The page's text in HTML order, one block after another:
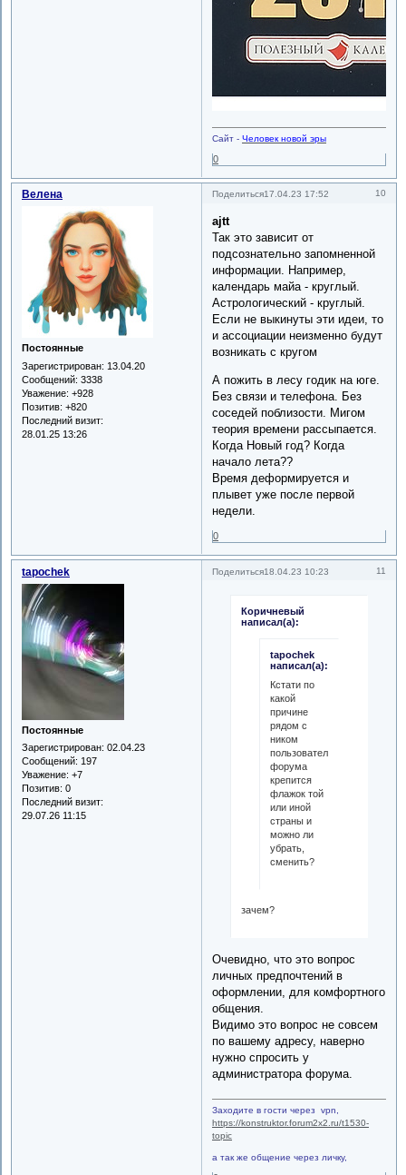
Сайт -Человек новой эры
0
Поделиться 10
17.04.23 17:52
Велена
Постоянные
Зарегистрирован: 13.04.20
Сообщений: 3338
Уважение: +928
Позитив: +820
Последний визит:
28.01.25 13:26
ajtt
Так это зависит от
подсознательно запомненной
информации. Например,
календарь майа - круглый.
Астрологический - круглый.
Если не выкинуты эти идеи, то
и ассоциации неизменно будут
возникать с кругом
А пожить в лесу годик на юге.
Без связи и телефона. Без
соседей поблизости. Мигом
теория времени рассыпается.
Когда Новый год? Когда
начало лета??
Время деформируется и
плывет уже после первой
недели.
0
Поделиться 11
18.04.23 10:23
tapochek
Постоянные
Зарегистрирован: 02.04.23
Сообщений: 197
Уважение: +7
Позитив: 0
Последний визит:
29.07.26 11:15
Коричневый
написал(а):
tapochek
написал(а):
Кстати по
какой
причине
рядом с
ником
пользователя
форума
крепится
флажок той
или иной
страны и
можно ли
убрать,
сменить?
зачем?
Очевидно, что это вопрос
личных предпочтений в
оформлении, для комфортного
общения.
Видимо это вопрос не совсем
по вашему адресу, наверно
нужно спросить у
администратора форума.
Заходите в гости через vpn,
https://konstruktor.forum2x2.ru/t1530-
topic
а так же общение через личку,